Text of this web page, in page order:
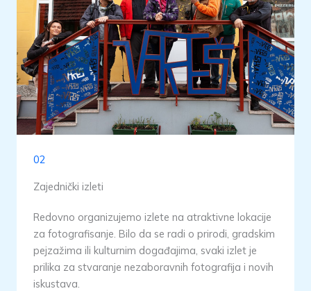
02
Zajednički izleti
Redovno organizujemo izlete na atraktivne lokacije
za fotografisanje. Bilo da se radi o prirodi, gradskim
pejzažima ili kulturnim događajima, svaki izlet je
prilika za stvaranje nezaboravnih fotografija i novih
iskustava.